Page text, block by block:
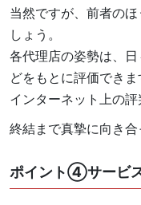
当然ですが、前者の
しょう。
各代理店の姿勢は、
どをもとに評価できま
インターネット上の評
終結まで真摯に向き合
ポイント④サービ